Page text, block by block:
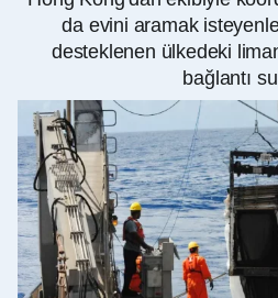
da evini aramak
desteklenen ülkedeki
bağlantı